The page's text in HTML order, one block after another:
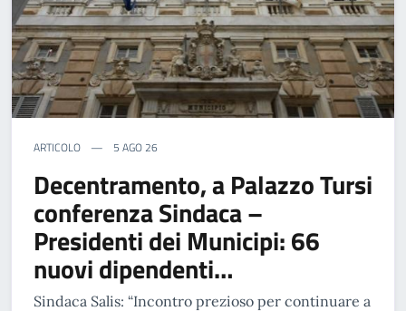
ARTICOLO 5 AGO 26
Decentramento, a Palazzo Tursi
conferenza Sindaca –
Presidenti dei Municipi: 66
nuovi dipendenti…
Sindaca Salis: “Incontro prezioso per continuare a